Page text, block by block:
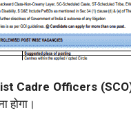
Cadre Officers
होगा।